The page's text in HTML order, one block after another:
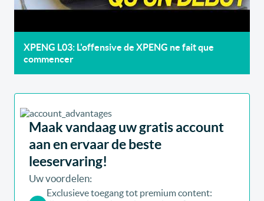
XPENG L03: L'offensive de XPENG ne fait que
commencer
Maak vandaag uw gratis account
aan en ervaar de beste
leeservaring!
Uw voordelen:
Exclusieve toegang tot premium content: